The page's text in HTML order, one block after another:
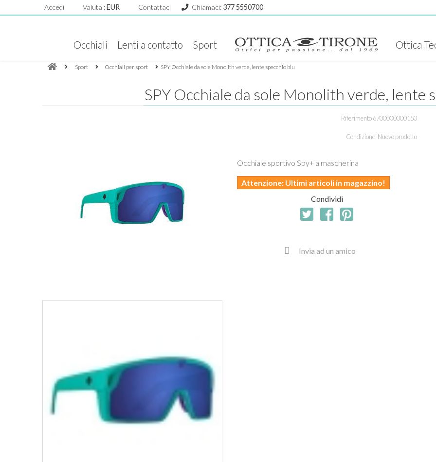
Accedi Valuta :EUR Contattaci Chiamaci: 377 5550700
Occhiali Lenti a contatto Sport Ottica
Sport Occhiali per sport SPY Occhiale da sole Monolith verde, lente specchio blu
SPY Occhiale da sole Monolith verde, lente
Riferimento6700000000150
Condizione: Nuovo prodotto
Occhiale sportivo Spy+ a mascherina
Attenzione: Ultimi articoli in magazzino!
Condividi
Invia ad un amico